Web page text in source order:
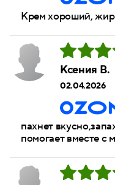
Крем хороший,
Ксения В.
02.04.2026
пахнет
помогает вместе с